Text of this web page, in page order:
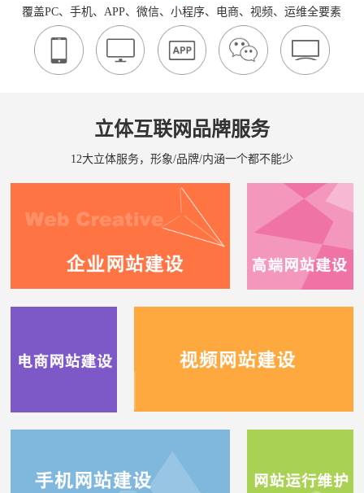
覆盖PC、手机、APP、微信、小程序、电商、视频、运维全要素
立体互联网品牌服务
12大立体服务，形象/品牌/内涵一个都不能少